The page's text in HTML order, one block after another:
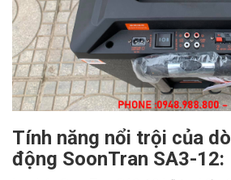
Tính năng nổi trội của
động SoonTran SA3-12: